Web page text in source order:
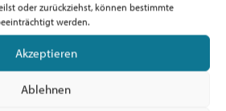
oder zurückziehst, können bestimmte
werden.
Akzeptieren
Ablehnen